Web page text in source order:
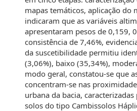
mapas temáticos, aplicação do
indicaram que as variáveis
apresentaram pesos de 0,159,
consistência de 7,46%,
da suscetibilidade permitiu
(3,06%), baixo (35,34%),
modo geral, constatou-se que
concentram-se nas
urbana da bacia,
solos do tipo Cambissolos